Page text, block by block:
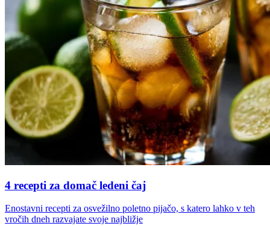
4 recepti za domač ledeni čaj
Enostavni recepti za osvežilno poletno pijačo, s katero lahko v teh
vročih dneh razvajate svoje najbližje